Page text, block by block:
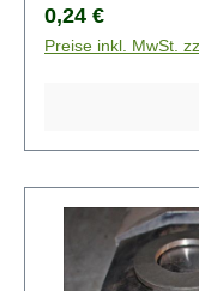
Regulärer Preis:
0,24 €
Preise inkl. MwSt.